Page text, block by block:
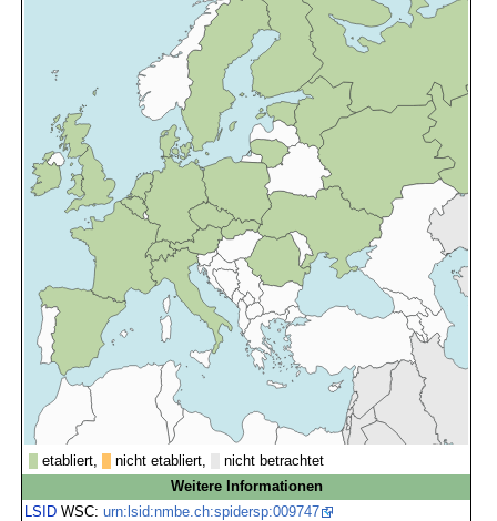
etabliert, nicht etabliert,
nicht betrachtet
Weitere Informationen
LSID WSC:urn:lsid:nmbe.ch:spidersp:009747